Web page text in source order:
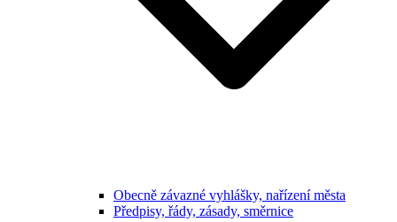
Obecně závazné vyhlášky, nařízení města
Předpisy, řády, zásady, směrnice